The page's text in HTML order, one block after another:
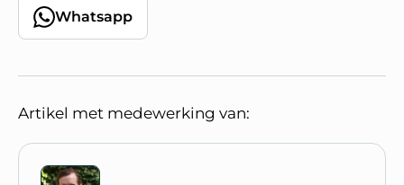
Whatsapp
Artikel met medewerking van: